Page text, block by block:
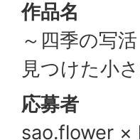
作品名
～四季の写
見つけた小
応募者
sao.flower ×